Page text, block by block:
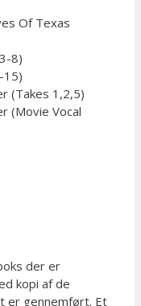
Of Texas
8)
15)
(Takes 1,2,5)
(Movie Vocal
der er
kopi af de
er gennemført. Et